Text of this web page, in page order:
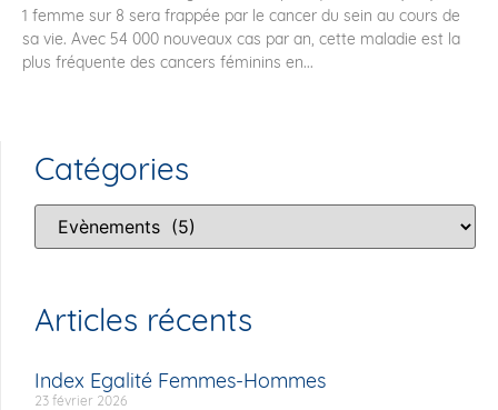
1 femme sur 8 sera frappée par le cancer du sein au cours de
sa vie. Avec 54 000 nouveaux cas par an, cette maladie est la
plus fréquente des cancers féminins en...
Catégories
Articles récents
Index Egalité Femmes-Hommes
23 février 2026